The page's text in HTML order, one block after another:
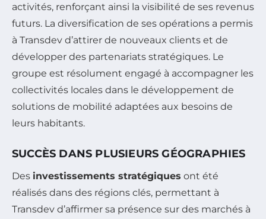
activités, renforçant ainsi la visibilité de ses revenus
futurs. La diversification de ses opérations a permis
à Transdev d’attirer de nouveaux clients et de
développer des partenariats stratégiques. Le
groupe est résolument engagé à accompagner les
collectivités locales dans le développement de
solutions de mobilité adaptées aux besoins de
leurs habitants.
SUCCÈS DANS PLUSIEURS GÉOGRAPHIES
Des investissements stratégiques ont été
réalisés dans des régions clés, permettant à
Transdev d’affirmer sa présence sur des marchés à